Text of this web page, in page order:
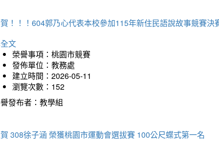
！！！604郭乃心代表本校參加115年新住民語說故事競賽決
文
榮譽事項：桃園市競賽
發佈單位：教務處
建立時間：2026-05-11
瀏覽次數：152
發布者：教學組
308徐子涵 榮獲桃園市運動會選拔賽 100公尺蝶式第一名